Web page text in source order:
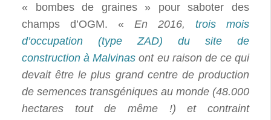
« bombes de graines » pour saboter des
champs d’OGM. « En 2016, trois mois
d’occupation (type ZAD) du site de
construction à Malvinas ont eu raison de ce qui
devait être le plus grand centre de production
de semences transgéniques au monde (48.000
hectares tout de même !) et contraint